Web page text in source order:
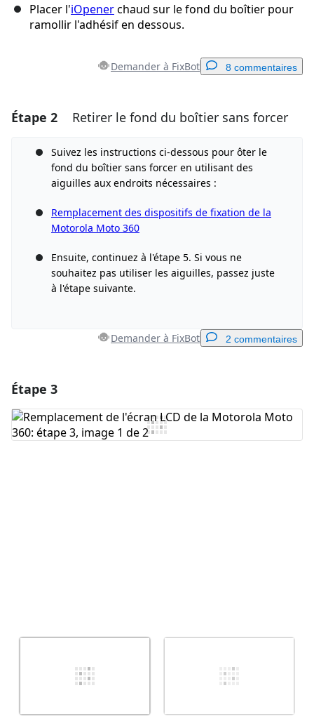
Placer l'iOpenerchaud sur le fond du boîtier pour
ramollir l'adhésif en dessous.
Demander à FixBot 8 commentaires
Ajouter un commentaire
Ajouter un commentaire
Annuler Publier un commentaire
Étape 2 Retirer le fond du boîtier sans forcer
Suivez les instructions ci-dessous pour ôter le
fond du boîtier sans forcer en utilisant des
aiguilles aux endroits nécessaires :
Remplacement des dispositifs de fixation de la
Motorola Moto 360
Ensuite, continuez à l'étape 5. Si vous ne
souhaitez pas utiliser les aiguilles, passez juste
à l'étape suivante.
Demander à FixBot 2 commentaires
Ajouter un commentaire
Étape 3